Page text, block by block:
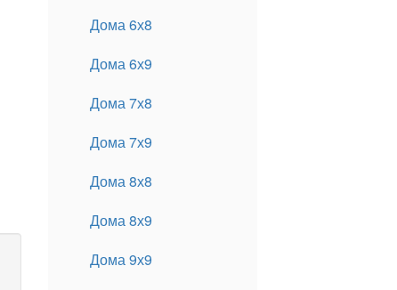
Дома 6х8
Дома 6х9
Дома 7х8
Дома 7х9
Дома 8х8
Дома 8х9
Дома 9х9